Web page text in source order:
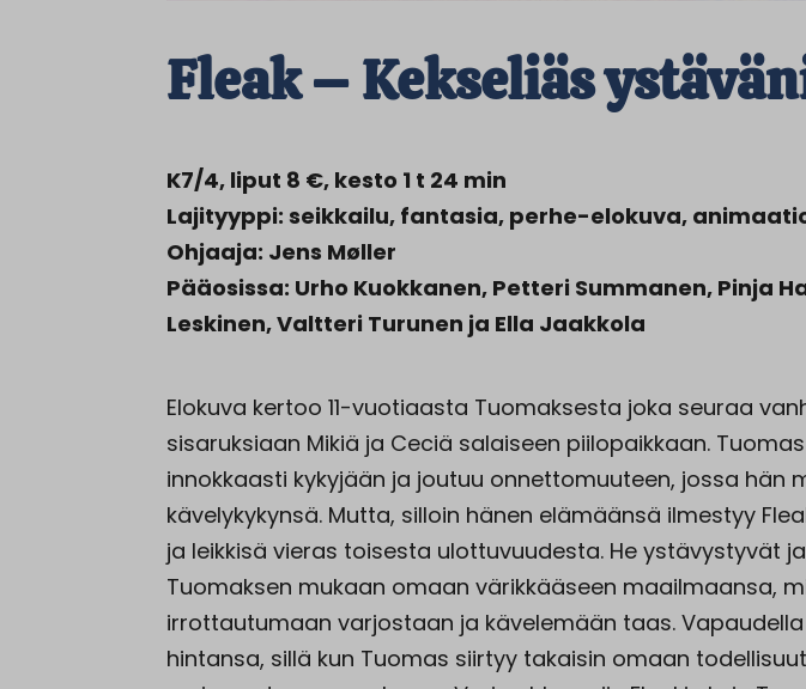
Fleak – Kekseliäs
K7/4, liput 8 €, kesto 1 t 24 min
Lajityyppi: seikkailu, fantasia, perhe-elokuva,
Ohjaaja: Jens Møller
Pääosissa: Urho Kuokkanen, Petteri Summanen, Pinja
Leskinen, Valtteri Turunen ja Ella Jaakkola
Elokuva kertoo 11-vuotiaasta Tuomaksesta joka seuraa
sisaruksiaan Mikiä ja Ceciä salaiseen piilopaikkaan.
innokkaasti kykyjään ja joutuu onnettomuuteen, jossa hän
kävelykykynsä. Mutta, silloin hänen elämäänsä ilmestyy
ja leikkisä vieras toisesta ulottuvuudesta. He ystävystyvät
Tuomaksen mukaan omaan värikkääseen maailmaansa,
irrottautumaan varjostaan ja kävelemään taas. Vapaudella
hintansa, sillä kun Tuomas siirtyy takaisin omaan